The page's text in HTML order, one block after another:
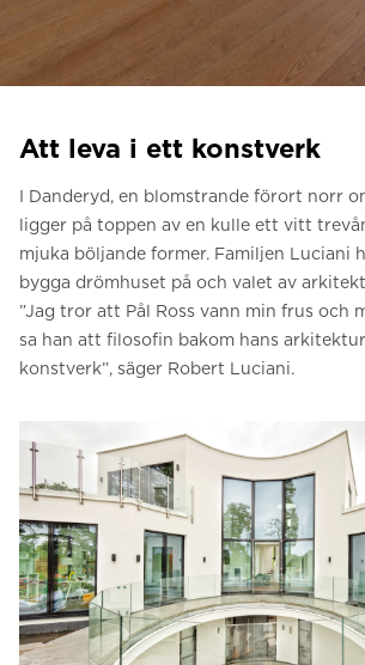
Be om ett offertförslag
FAQ
Att leva i ett konstverk
I Danderyd, en blomstrande förort norr
ligger på toppen av en kulle ett vitt
mjuka böljande former. Familjen Luciani
bygga drömhuset på och valet av
”Jag tror att Pål Ross vann min frus och
sa han att filosofin bakom hans
konstverk”, säger Robert Luciani.